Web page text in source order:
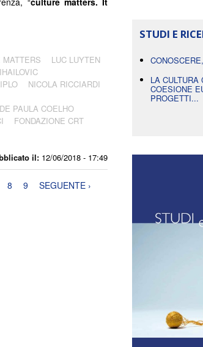
il: 12/06/2018 - 17:49
MATTERS
LUC LUYTEN
NICOLA RICCIARDI
PAULA COELHO
FONDAZIONE CRT
8 9
SEGUENTE ›
STUDI E
LA CULTURA
COESIONE
PROGETTI...